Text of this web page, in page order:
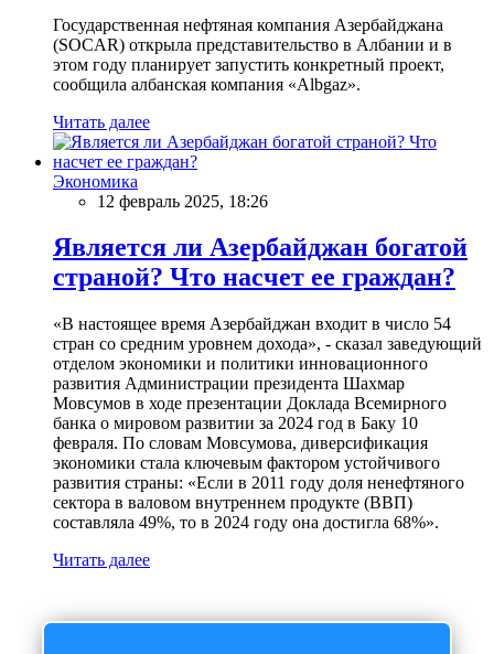
Государственная нефтяная компания Азербайджана
(SOCAR) открыла представительство в Албании и в
этом году планирует запустить конкретный проект,
сообщила албанская компания «Albgaz».
Читать далее
Экономика
12 февраль 2025, 18:26
Является ли Азербайджан богатой
страной? Что насчет ее граждан?
«В настоящее время Азербайджан входит в число 54
стран со средним уровнем дохода», - сказал заведующий
отделом экономики и политики инновационного
развития Администрации президента Шахмар
Мовсумов в ходе презентации Доклада Всемирного
банка о мировом развитии за 2024 год в Баку 10
февраля. По словам Мовсумова, диверсификация
экономики стала ключевым фактором устойчивого
развития страны: «Если в 2011 году доля ненефтяного
сектора в валовом внутреннем продукте (ВВП)
составляла 49%, то в 2024 году она достигла 68%».
Читать далее